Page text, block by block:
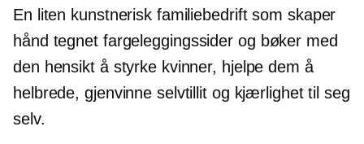
En liten kunstnerisk familiebedrift som skaper
hånd tegnetfargeleggingssider og bøker med
den hensikt å styrke kvinner, hjelpe dem å
helbrede, gjenvinne selvtillit og kjærlighet til seg
selv.